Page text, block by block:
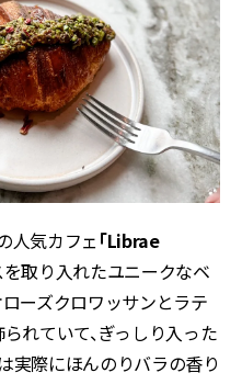
人気カフェ「Librae
を取り入れたユニークなベ
ーズクロワッサンとラテ
れていて、ぎっしり入った
実際にほんのりバラの香り